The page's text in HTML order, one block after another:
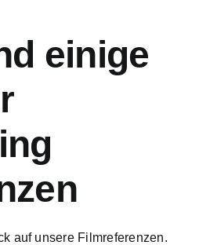
einige
auf unsere Filmreferenzen.